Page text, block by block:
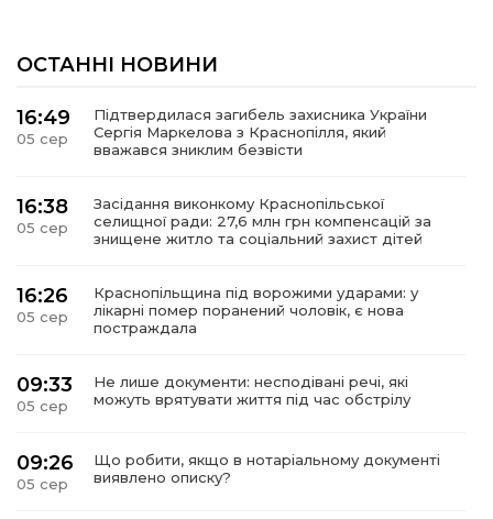
ОСТАННІ НОВИНИ
16:49
05 сер
Підтвердилася загибель захисника України
Сергія Маркелова з Краснопілля, який
вважався зниклим безвісти
16:38
05 сер
Засідання виконкому Краснопільської
селищної ради: 27,6 млн грн компенсацій за
знищене житло та соціальний захист дітей
16:26
05 сер
Краснопільщина під ворожими ударами: у
лікарні помер поранений чоловік, є нова
постраждала
09:33
05 сер
Не лише документи: несподівані речі, які
можуть врятувати життя під час обстрілу
09:26
05 сер
Що робити, якщо в нотаріальному документі
виявлено описку?